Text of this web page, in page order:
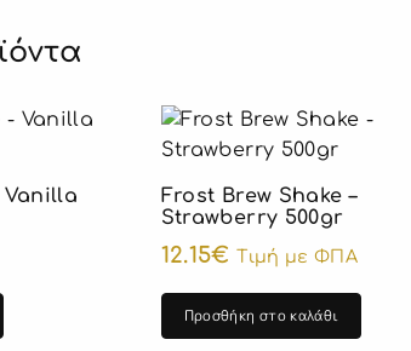
Vanilla
Frost Brew Shake –
Strawberry 500gr
12.15€ Τιμή με ΦΠΑ
Προσθήκη στο καλάθι